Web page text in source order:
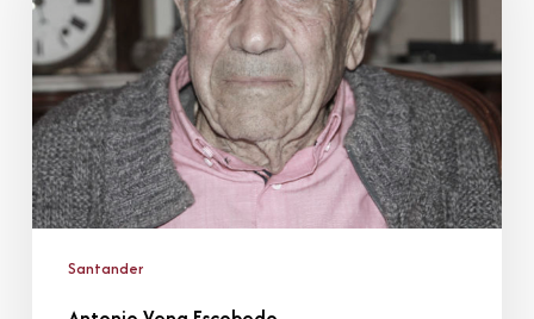
Santander